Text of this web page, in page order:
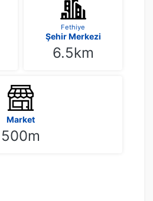
Fethiye
Şehir Merkezi
6.5km
Market
500m